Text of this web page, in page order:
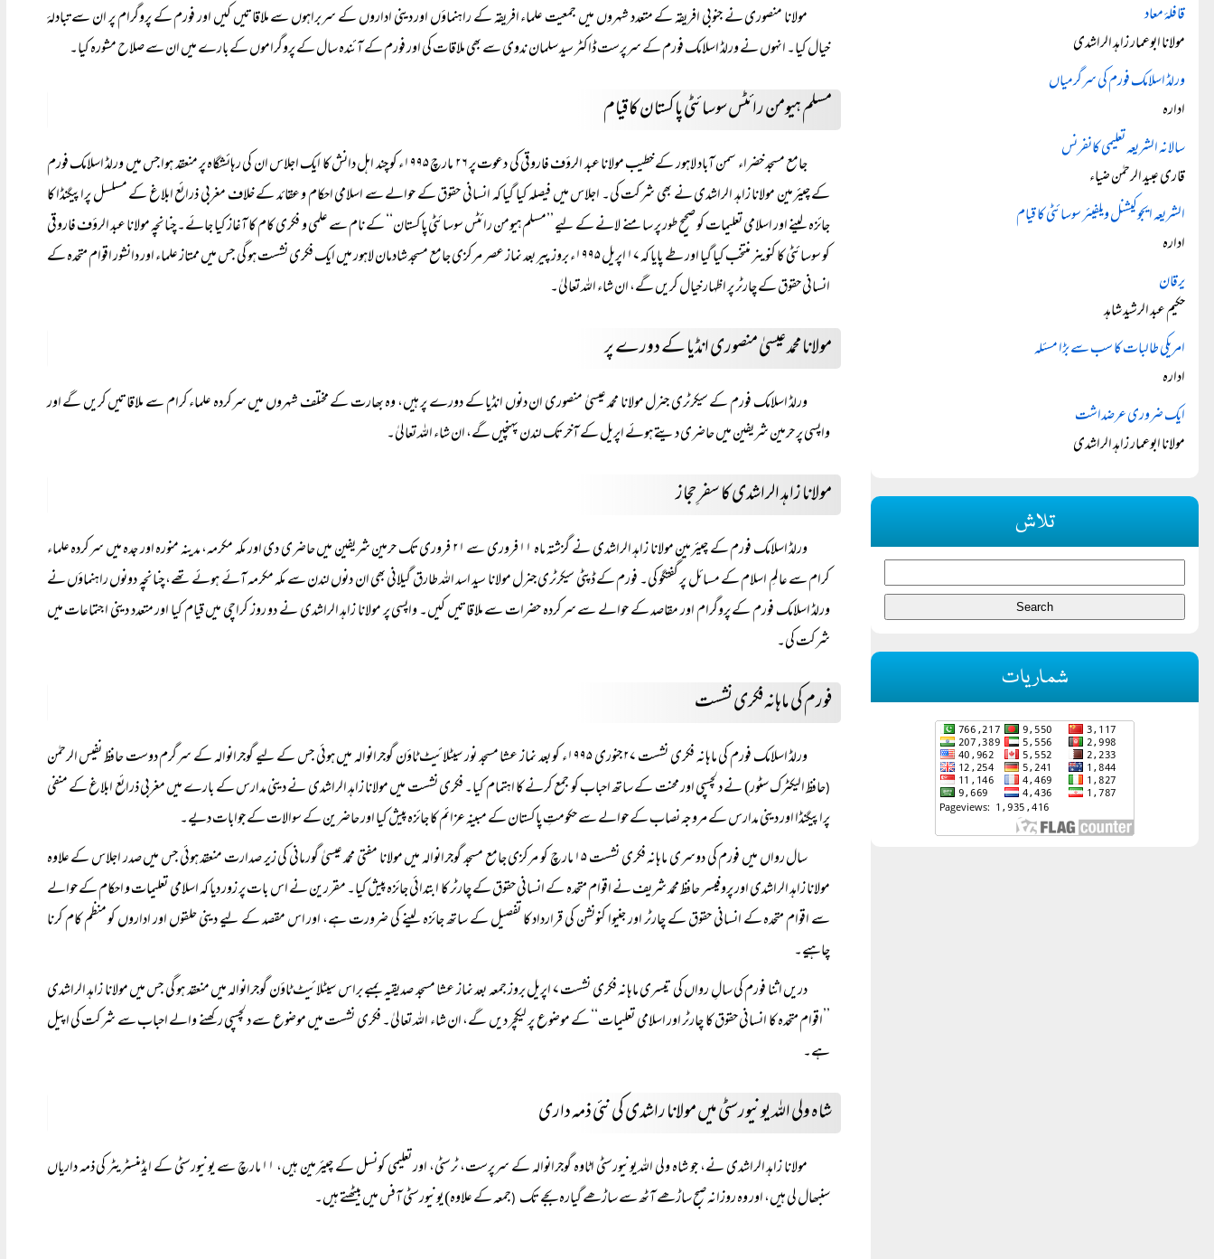
مولانا منصوری نے جنوبی افریقہ کے متعدد شہروں میں جمعیت علماء افریقہ کے راہنماؤں اور دینی اداروں کے سربراہوں سے ملاقاتیں کیں اور فورم کے پروگرام پر ان سے تبادلۂ
خیال کیا۔ انہوں نے ورلڈ اسلامک فورم کے سرپرست ڈاکٹر سید سلمان ندوی سے بھی ملاقات کی اور فورم کے آئندہ سال کے پروگراموں کے بارے میں ان سے صلاح مشورہ کیا۔
مسلم ہیومن رائٹس سوسائٹی پاکستان کا قیام
جامع مسجد خضراء سمن آباد لاہور کے خطیب مولانا عبد الرؤف فاروقی کی دعوت پر ۲۶ مارچ ۱۹۹۵ء کو چند اہل دانش کا ایک اجلاس ان کی رہائشگاہ پر منعقد ہوا جس میں ورلڈ اسلامک فورم
کے چیئرمین مولانا زاہد الراشدی نے بھی شرکت کی۔ اجلاس میں فیصلہ کیا گیا کہ انسانی حقوق کے حوالے سے اسلامی احکام و عقائد کے خلاف مغربی ذرائع ابلاغ کے مسلسل پراپیگنڈا کا
جائزہ لینے اور اسلامی تعلیمات کو صحیح طور پر سامنے لانے کے لیے ’’مسلم ہیومن رائٹس سوسائٹی پاکستان‘‘ کے نام سے علمی و فکری کام کا آغاز کیا جائے۔ چنانچہ مولانا عبد الرؤف فاروقی
کو سوسائٹی کا کنوینر منتخب کیا گیا اور طے پایا کہ ۱۷ اپریل ۱۹۹۵ء بروز پیر بعد نماز عصر مرکزی جامع مسجد شادمان لاہور میں ایک فکری نشست ہو گی جس میں ممتاز علماء اور دانشور اقوام متحدہ کے
انسانی حقوق کے چارٹر پر اظہار خیال کریں گے، ان شاء اللہ تعالیٰ۔
مولانا محمد عیسیٰ منصوری انڈیا کے دورے پر
ورلڈ اسلامک فورم کے سیکرٹری جنرل مولانا محمد عیسیٰ منصوری ان دنوں انڈیا کے دورے پر ہیں، وہ بھارت کے مختلف شہروں میں سرکردہ علماء کرام سے ملاقاتیں کریں گے اور
واپسی پر حرمین شریفین میں حاضری دیتے ہوئے اپریل کے آخر تک لندن پہنچیں گے، ان شاء اللہ تعالیٰ۔
مولانا زاہد الراشدی کا سفرِ حجاز
ورلڈ اسلامک فورم کے چیئرمین مولانا زاہد الراشدی نے گزشتہ ماہ ۱۱ فروری سے ۲۱ فروری تک حرمین شریفین میں حاضری دی اور مکہ مکرمہ، مدینہ منورہ اور جدہ میں سرکردہ علماء
کرام سے عالمِ اسلام کے مسائل پر گفتگو کی۔ فورم کے ڈپٹی سیکرٹری جنرل مولانا سید اسد اللہ طارق گیلانی بھی ان دنوں لندن سے مکہ مکرمہ آئے ہوئے تھے، چنانچہ دونوں راہنماؤں نے
ورلڈ اسلامک فورم کے پروگرام اور مقاصد کے حوالے سے سرکردہ حضرات سے ملاقاتیں کیں۔ واپسی پر مولانا زاہد الراشدی نے دو روز کراچی میں قیام کیا اور متعدد دینی اجتماعات میں
شرکت کی۔
فورم کی ماہانہ فکری نشست
ورلڈ اسلامک فورم کی ماہانہ فکری نشست ۲۷ جنوری ۱۹۹۵ء کو بعد نماز عشا مسجد نور سیٹلائیٹ ٹاؤن گوجرانوالہ میں ہوئی جس کے لیے گوجرانوالہ کے سرگرم دوست حافظ نفیس الرحمٰن
(حافظ الیکٹرک سٹور) نے دلچسپی اور محنت کے ساتھ احباب کو جمع کرنے کا اہتمام کیا۔ فکری نشست میں مولانا زاہد الراشدی نے دینی مدارس کے بارے میں مغربی ذرائع ابلاغ کے منفی
پراپیگنڈا اور دینی مدارس کے مروجہ نصاب کے حوالے سے حکومتِ پاکستان کے مبینہ عزائم کا جائزہ پیش کیا اور حاضرین کے سوالات کے جوابات دیے۔
سال رواں میں فورم کی دوسری ماہانہ فکری نشست ۱۵ مارچ کو مرکزی جامع مسجد گوجرانوالہ میں مولانا مفتی محمد عیسیٰ گورمانی کی زیر صدارت منعقد ہوئی جس میں صدر اجلاس کے علاوہ
مولانا زاہد الراشدی اور پروفیسر حافظ محمد شریف نے اقوام متحدہ کے انسانی حقوق کے چارٹر کا ابتدائی جائزہ پیش کیا۔ مقررین نے اس بات پر زور دیا کہ اسلامی تعلیمات و احکام کے حوالے
سے اقوام متحدہ کے انسانی حقوق کے چارٹر اور جنیوا کنونشن کی قرارداد کا تفصیل کے ساتھ جائزہ لینے کی ضرورت ہے، اور اس مقصد کے لیے دینی حلقوں اور اداروں کو منظم کام کرنا
چاہیے۔
دریں اثنا فورم کی سالِ رواں کی تیسری ماہانہ فکری نشست ۷ اپریل بروز جمعہ بعد نماز عشا مسجد صدیقیہ بمبے براس سیٹلائیٹ ٹاؤن گوجرانوالہ میں منعقد ہو گی جس میں مولانا زاہد الراشدی
’’اقوام متحدہ کا انسانی حقوق کا چارٹر اور اسلامی تعلیمات‘‘ کے موضوع پر لیکچر دیں گے، ان شاء اللہ تعالیٰ۔ فکری نشست میں موضوع سے دلچسپی رکھنے والے احباب سے شرکت کی اپیل
ہے۔
شاہ ولی اللہ یونیورسٹی میں مولانا راشدی کی نئی ذمہ داری
مولانا زاہد الراشدی نے، جو شاہ ولی اللہ یونیورسٹی اٹاوہ گوجرانوالہ کے سرپرست، ٹرسٹی، اور تعلیمی کونسل کے چیئرمین ہیں، ۱۱ مارچ سے یونیورسٹی کے ایڈمنسٹریٹر کی ذمہ داریاں
سنبھال لی ہیں، اور وہ روزانہ صبح ساڑھے آٹھ سے ساڑھے گیارہ بجے تک (جمعہ کے علاوہ) یونیورسٹی آفس میں بیٹھتے ہیں۔
قافلۂ معاد
مولانا ابوعمار زاہد الراشدی
ورلڈ اسلامک فورم کی سرگرمیاں
ادارہ
سالانہ الشریعہ تعلیمی کانفرنس
قاری عبید الرحمٰن ضیاء
الشریعہ ایجوکیشنل ویلفیئر سوسائٹی کا قیام
ادارہ
یرقان
حکیم عبد الرشید شاہد
امریکی طالبات کا سب سے بڑا مسئلہ
ادارہ
ایک ضروری عرضداشت
مولانا ابوعمار زاہد الراشدی
تلاش
شماریات